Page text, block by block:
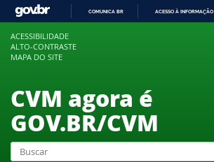
COMUNICA BR ACESSO À INFORMAÇÃO
ACESSIBILIDADE
ALTO-CONTRASTE
MAPA DO SITE
CVM agora é
GOV.BR/CVM